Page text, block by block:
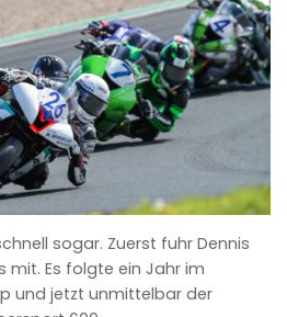
sogar. Zuerst fuhr Dennis
mit. Es folgte ein Jahr im
und jetzt unmittelbar der